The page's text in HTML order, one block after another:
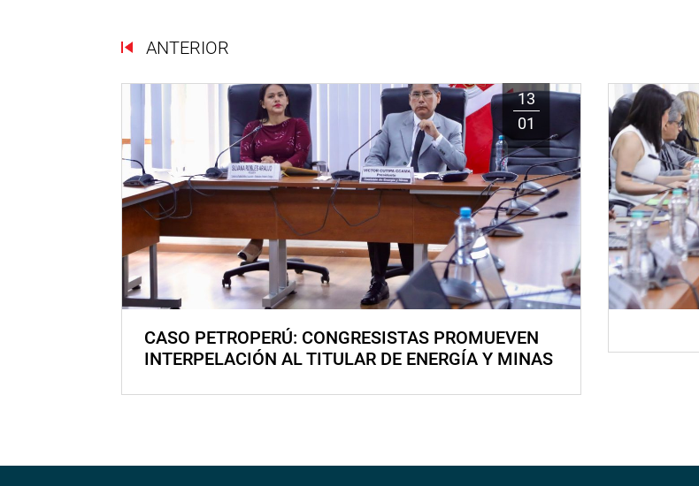
ANTERIOR
13
01
CASO PETROPERÚ: CONGRESISTAS PROMUEVEN
INTERPELACIÓN AL TITULAR DE ENERGÍA Y MINAS